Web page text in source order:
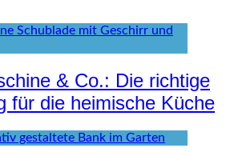
& Co.: Die richtige
für die heimische Küche